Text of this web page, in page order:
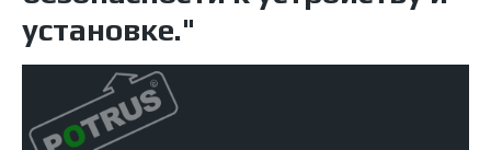
установке."